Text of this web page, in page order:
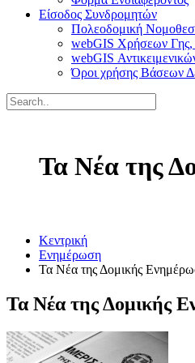
Είσοδος Συνδρομητών
Πολεοδομική
webGIS Χρήσεων
webGIS
Όροι χρήσης Βάσεων
Τα Νέα της
Κεντρική
Ενημέρωση
Τα Νέα της Δομικής
Τα Νέα της Δομικής